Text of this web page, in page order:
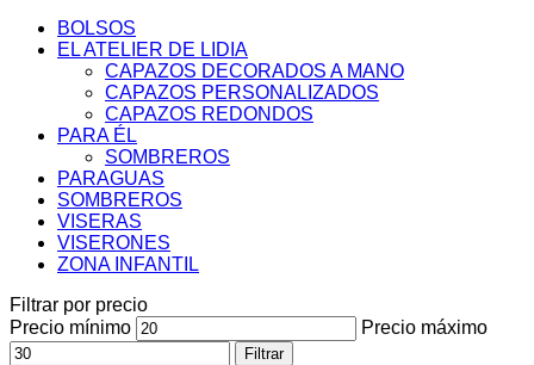
BOLSOS
EL ATELIER DE LIDIA
CAPAZOS DECORADOS A MANO
CAPAZOS PERSONALIZADOS
CAPAZOS REDONDOS
PARA ÉL
SOMBREROS
PARAGUAS
SOMBREROS
VISERAS
VISERONES
ZONA INFANTIL
Filtrar por precio
Precio mínimo
Precio máximo
Filtrar